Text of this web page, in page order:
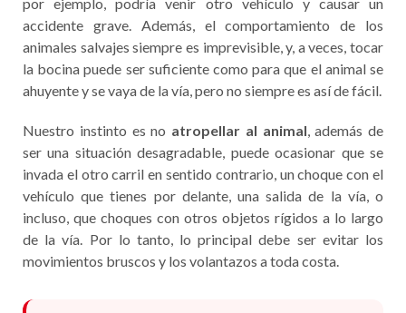
por ejemplo, podría venir otro vehículo y causar un
accidente grave. Además, el comportamiento de los
animales salvajes siempre es imprevisible, y, a veces, tocar
la bocina puede ser suficiente como para que el animal se
ahuyente y se vaya de la vía, pero no siempre es así de fácil.
Nuestro instinto es no atropellar al animal, además de
ser una situación desagradable, puede ocasionar que se
invada el otro carril en sentido contrario, un choque con el
vehículo que tienes por delante, una salida de la vía, o
incluso, que choques con otros objetos rígidos a lo largo
de la vía. Por lo tanto, lo principal debe ser evitar los
movimientos bruscos y los volantazos a toda costa.